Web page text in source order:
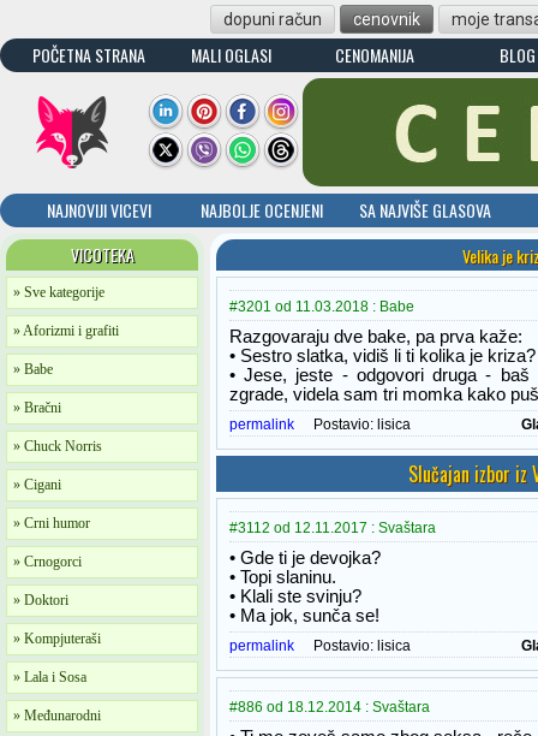
dopuni račun cenovnik moje
POČETNA STRANA MALI OGLASI CENOMANIJA BLOG
NAJNOVIJI VICEVI NAJBOLJE OCENJENI
SA NAJVIŠE GLASOVA
VICOTEKA
» Sve kategorije
» Aforizmi i grafiti
» Babe
» Bračni
» Chuck Norris
» Cigani
» Crni humor
» Crnogorci
» Doktori
» Kompjuteraši
» Lala i Sosa
» Međunarodni
Velika je
#3201 od 11.03.2018 : Babe
Razgovaraju dve bake, pa prva kaže:
• Sestro slatka, vidiš li ti kolika je kriza?
• Jese, jeste - odgovori druga -
zgrade, videla sam tri momka kako
permalink Postavio: lisica
Slučajan izbor iz
#3112 od 12.11.2017 : Svaštara
• Gde ti je devojka?
• Topi slaninu.
• Klali ste svinju?
• Ma jok, sunča se!
permalink Postavio: lisica
#886 od 18.12.2014 : Svaštara